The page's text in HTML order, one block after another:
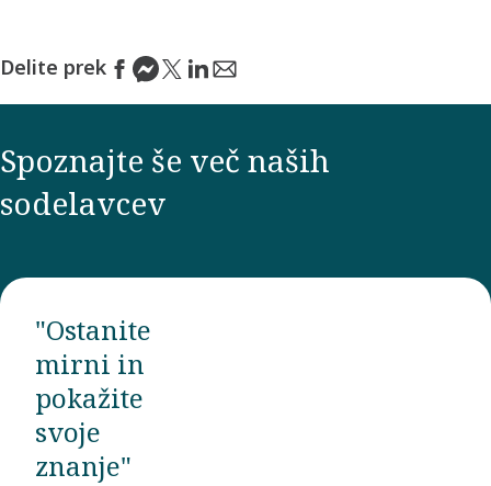
Delite prek
Spoznajte še več naših
sodelavcev
"Ostanite
mirni in
pokažite
svoje
znanje"